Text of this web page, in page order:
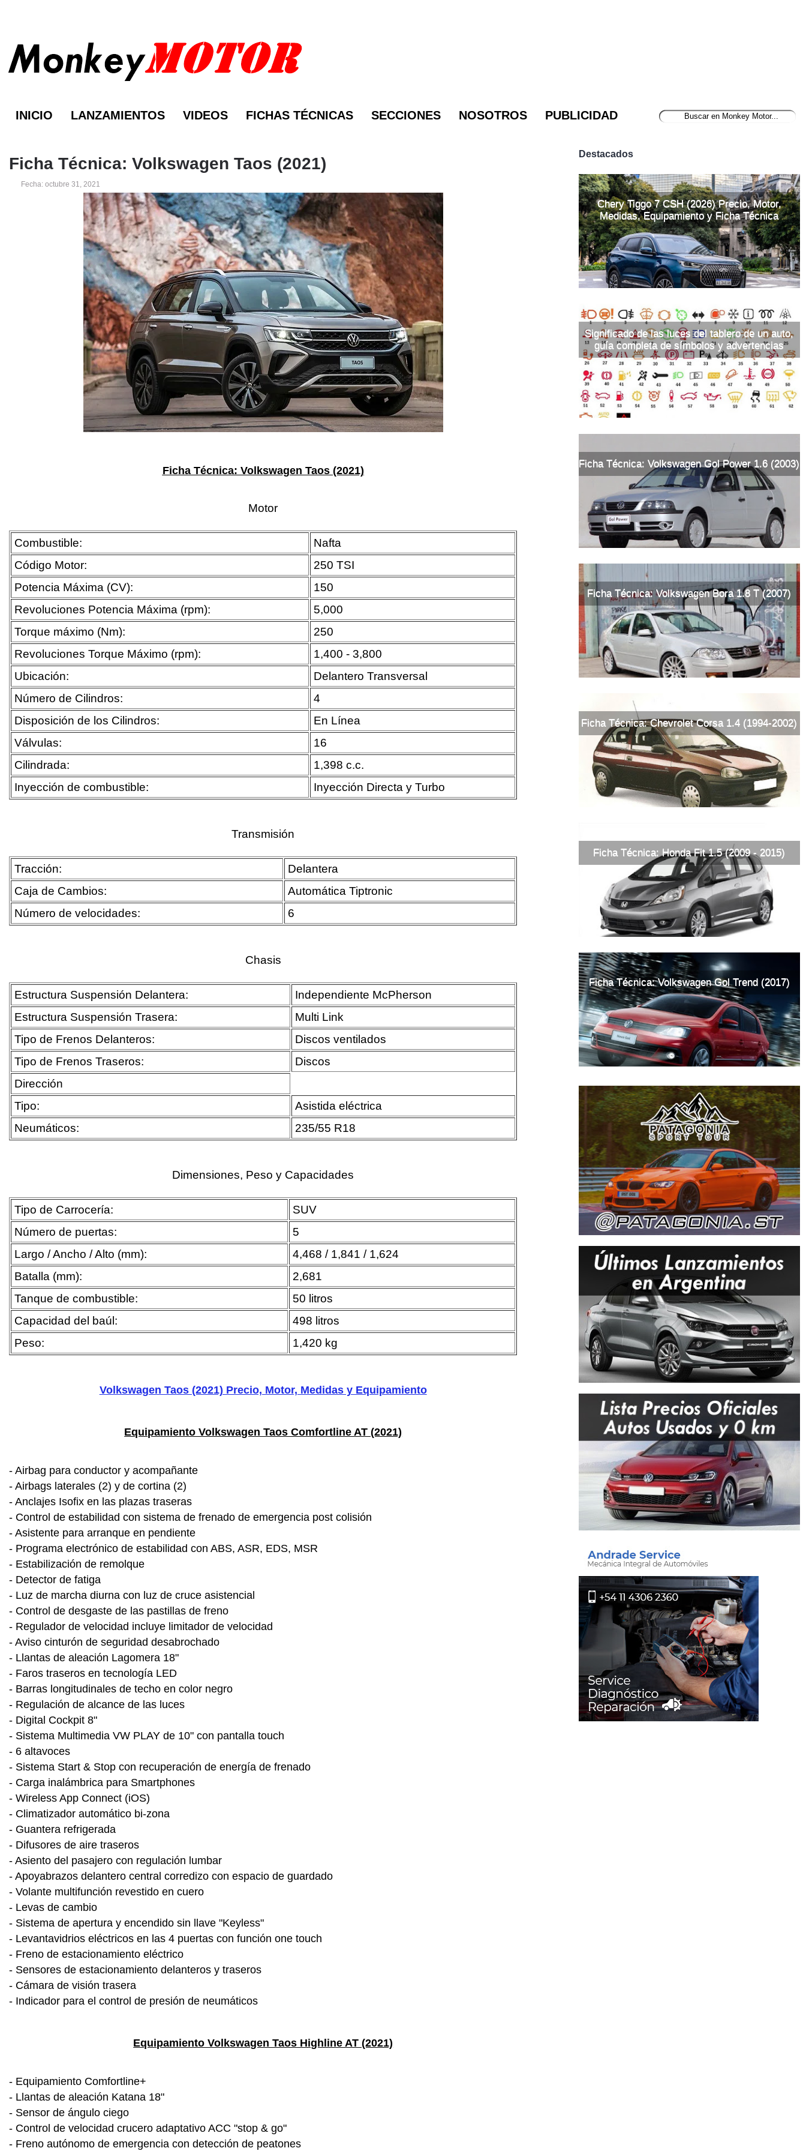
INICIO LANZAMIENTOS VIDEOS FICHAS TÉCNICAS SECCIONES NOSOTROS PUBLICIDAD
Ficha Técnica: Volkswagen Taos (2021)
Fecha: octubre 31, 2021
Ficha Técnica: Volkswagen Taos (2021)
Motor
Combustible:
Nafta
Código Motor:
250 TSI
Potencia Máxima (CV):
150
Revoluciones Potencia Máxima (rpm):
5,000
Torque máximo (Nm):
250
Revoluciones Torque Máximo (rpm):
1,400 - 3,800
Ubicación:
Delantero Transversal
Número de Cilindros:
4
Disposición de los Cilindros:
En Línea
Válvulas:
16
Cilindrada:
1,398 c.c.
Inyección de combustible:
Inyección Directa y Turbo
Transmisión
Tracción:
Delantera
Caja de Cambios:
Automática Tiptronic
Número de velocidades:
6
Chasis
Estructura Suspensión Delantera:
Independiente McPherson
Estructura Suspensión Trasera:
Multi Link
Tipo de Frenos Delanteros:
Discos ventilados
Tipo de Frenos Traseros:
Discos
Dirección
Tipo:
Asistida eléctrica
Neumáticos:
235/55 R18
Dimensiones, Peso y Capacidades
Tipo de Carrocería:
SUV
Número de puertas:
5
Largo / Ancho / Alto (mm):
4,468 / 1,841 / 1,624
Batalla (mm):
2,681
Tanque de combustible:
50 litros
Capacidad del baúl:
498 litros
Peso:
1,420 kg
Volkswagen Taos (2021) Precio, Motor, Medidas y Equipamiento
Equipamiento Volkswagen Taos Comfortline AT (2021)
- Airbag para conductor y acompañante
- Airbags laterales (2) y de cortina (2)
- Anclajes Isofix en las plazas traseras
- Control de estabilidad con sistema de frenado de emergencia post colisión
- Asistente para arranque en pendiente
- Programa electrónico de estabilidad con ABS, ASR, EDS, MSR
- Estabilización de remolque
- Detector de fatiga
- Luz de marcha diurna con luz de cruce asistencial
- Control de desgaste de las pastillas de freno
- Regulador de velocidad incluye limitador de velocidad
- Aviso cinturón de seguridad desabrochado
- Llantas de aleación Lagomera 18"
- Faros traseros en tecnología LED
- Barras longitudinales de techo en color negro
- Regulación de alcance de las luces
- Digital Cockpit 8"
- Sistema Multimedia VW PLAY de 10" con pantalla touch
- 6 altavoces
- Sistema Start & Stop con recuperación de energía de frenado
- Carga inalámbrica para Smartphones
- Wireless App Connect (iOS)
- Climatizador automático bi-zona
- Guantera refrigerada
- Difusores de aire traseros
- Asiento del pasajero con regulación lumbar
- Apoyabrazos delantero central corredizo con espacio de guardado
- Volante multifunción revestido en cuero
- Levas de cambio
- Sistema de apertura y encendido sin llave "Keyless"
- Levantavidrios eléctricos en las 4 puertas con función one touch
- Freno de estacionamiento eléctrico
- Sensores de estacionamiento delanteros y traseros
- Cámara de visión trasera
- Indicador para el control de presión de neumáticos
Equipamiento Volkswagen Taos Highline AT (2021)
- Equipamiento Comfortline+
- Llantas de aleación Katana 18"
- Sensor de ángulo ciego
- Control de velocidad crucero adaptativo ACC "stop & go"
- Freno autónomo de emergencia con detección de peatones
Destacados
Chery Tiggo 7 CSH (2026) Precio, Motor,
Medidas, Equipamiento y Ficha Técnica
Significado de las luces del tablero de un auto,
guía completa de símbolos y advertencias
Ficha Técnica: Volkswagen Gol Power 1.6 (2003)
Ficha Técnica: Volkswagen Bora 1.8 T (2007)
Ficha Técnica: Chevrolet Corsa 1.4 (1994-2002)
Ficha Técnica: Honda Fit 1.5 (2009 - 2015)
Ficha Técnica: Volkswagen Gol Trend (2017)